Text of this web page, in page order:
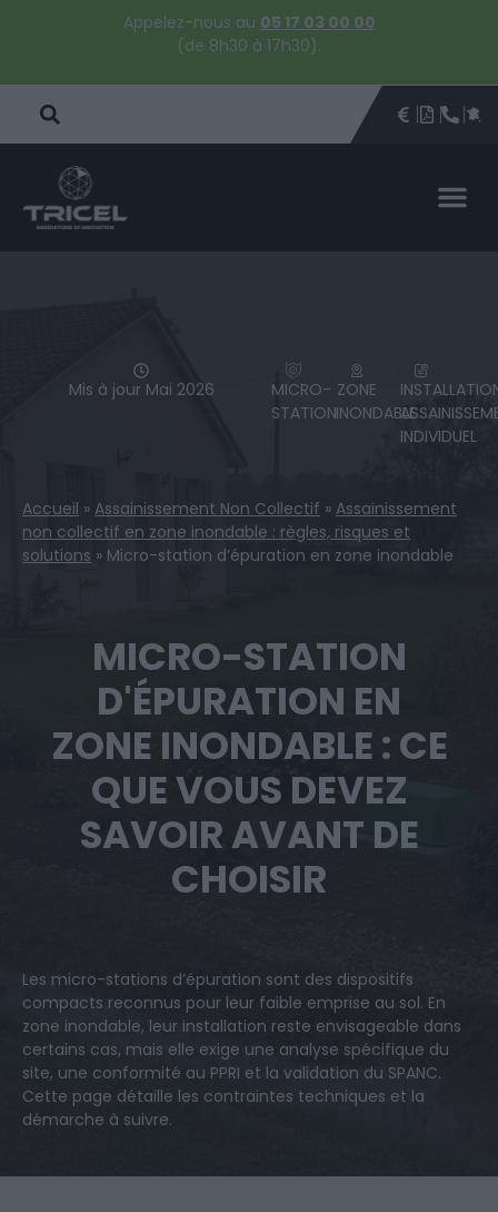
Appelez-nous au 05 17 03 00 00
(de 8h30 à 17h30).
DEVISÊTRE
Mis à jour Mai 2026
MICRO-
STATION
ZONE
INONDABLE
INDIVIDUEL
Accueil » Assainissement Non Collectif » Assainissement
non collectif en zone inondable : règles, risques et
solutions » Micro-station d’épuration en zone inondable
MICRO-STATION
D'ÉPURATION EN
ZONE INONDABLE : CE
QUE VOUS DEVEZ
SAVOIR AVANT DE
CHOISIR
Les micro-stations d’épuration sont des dispositifs
compacts reconnus pour leur faible emprise au sol. En
zone inondable, leur installation reste envisageable dans
certains cas, mais elle exige une analyse spécifique du
site, une conformité au PPRI et la validation du SPANC.
Cette page détaille les contraintes techniques et la
démarche à suivre.